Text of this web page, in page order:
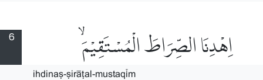
6 اِهْدِنَا الصِّرَاطَ الْمُسْتَقِيْمَۙ
ihdina#-#ir$Tal-mustaq%m